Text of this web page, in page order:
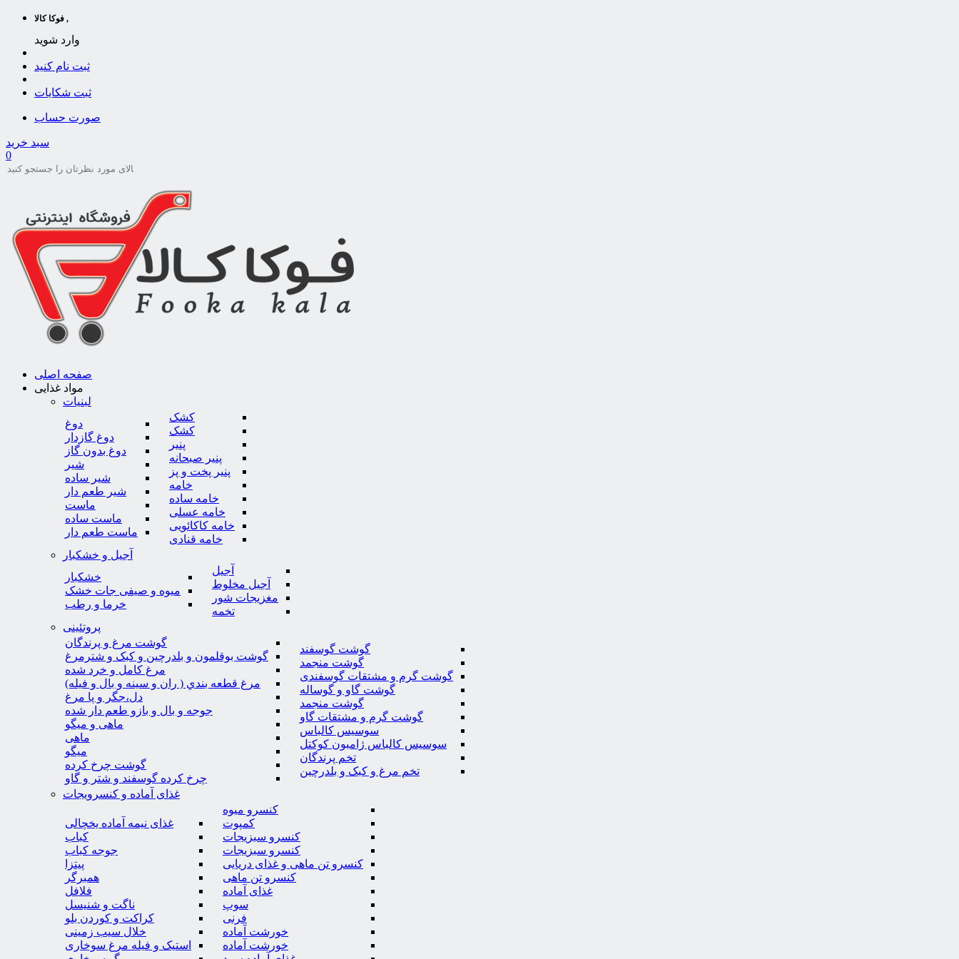
فوکا کالا ,
وارد شوید
ثبت نام کنید
ثبت شکایات
صورت حساب
سبد خرید
0
صفحه اصلی
مواد غذایی
لبنیات
کشک
کشک
پنیر
پنیر صبحانه
پنیر پخت و پز
خامه
خامه ساده
خامه عسلی
خامه کاکائویی
خامه قنادی
دوغ
دوغ گازدار
دوغ بدون گاز
شیر
شیر ساده
شیر طعم دار
ماست
ماست ساده
ماست طعم دار
آجیل و خشکبار
آجیل
آجیل مخلوط
مغزیجات شور
تخمه
خشکبار
میوه و صیفی جات خشک
خرما و رطب
پروتئینی
گوشت گوسفند
گوشت منجمد
گوشت گرم و مشتقات گوسفندی
گوشت گاو و گوساله
گوشت منجمد
گوشت گرم و مشتقات گاو
سوسیس کالباس
سوسیس کالباس ژامبون کوکتل
تخم پرندگان
تخم مرغ و کبک و بلدرچین
گوشت مرغ و پرندگان
گوشت بوقلمون و بلدرچین و کبک و شترمرغ
مرغ کامل و خرد شده
مرغ قطعه بندي ( ران و سينه و بال و فيله)
دل،جگر و پا مرغ
جوجه و بال و بازو طعم دار شده
ماهی و میگو
ماهی
میگو
گوشت چرخ کرده
چرخ کرده گوسفند و شتر و گاو
غذای آماده و کنسرویجات
کنسرو میوه
کمپوت
کنسرو سبزیجات
کنسرو سبزیجات
کنسرو تن ماهی و غذای دریایی
کنسرو تن ماهی
غذای آماده
سوپ
فرنی
خورشت آماده
خورشت آماده
غذای نیمه آماده یخچالی
کباب
جوجه کباب
پیتزا
همبرگر
فلافل
ناگت و شنیسل
کراکت و کوردن بلو
خلال سیب زمینی
استیک و فیله مرغ سوخاری